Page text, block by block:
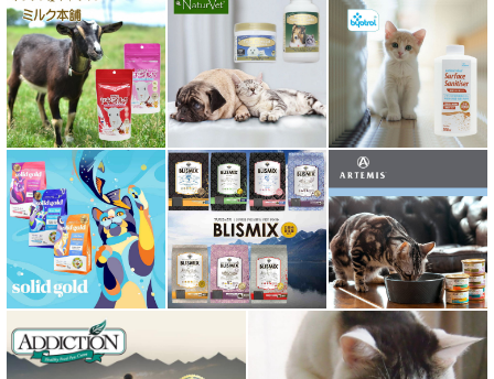
ミャオイングヘッズ MEOWING HEADS
ミルク本舗
ムーラムーラ Moora Moora
ルイトモ RUITOMO
ロザイボトル
ロッカ ROKKA
ワイルドランド Wildes Land
わんぽうやく